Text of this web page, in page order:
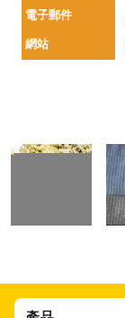
電子郵件
網站